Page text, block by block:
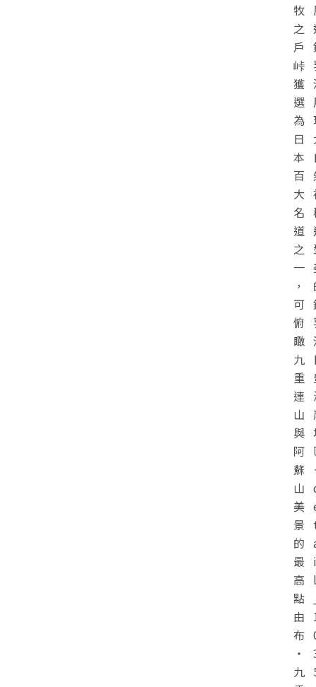
牧
之
戶
峠
獲
選
為
日
本
百
大
名
道
之
一
，
可
俯
瞰
九
重
連
山
與
阿
蘇
山
美
景
的
最
高
點
由
布
・
九
i
l